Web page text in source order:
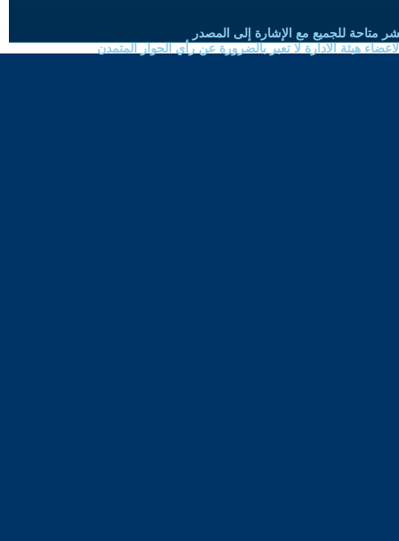
متاحة للجميع مع الإشارة إلى المصدر
هيئة الادارة لا تعبر بالضرورة عن رأي الحوار المتمدن